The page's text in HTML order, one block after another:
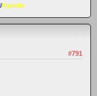
/Kyosho
#791